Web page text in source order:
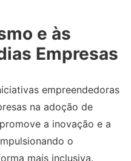
e às
Empresas
empreendedoras
na adoção de
a inovação e a
o
mais inclusiva.